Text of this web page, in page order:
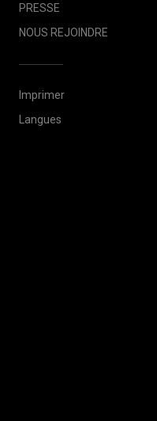
PRESSE
NOUS REJOINDRE
Imprimer
Langues